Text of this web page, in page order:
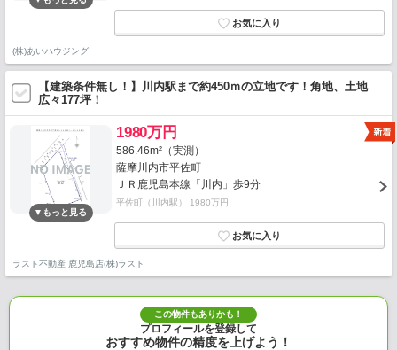
(株)あいハウジング
【建築条件無し！】川内駅まで約450ｍの立地です！角地、土地
広々177坪！
1980万円
586.46m²（実測）
薩摩川内市平佐町
ＪＲ鹿児島本線「川内」歩9分
平佐町（川内駅） 1980万円
ラスト不動産 鹿児島店(株)ラスト
この物件もありかも！
プロフィールを登録して
おすすめ物件の精度を上げよう！